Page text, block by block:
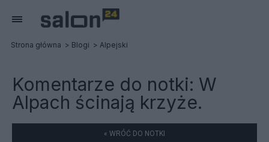
Strona główna Blogi Alpejski
Komentarze do notki: W
Alpach ścinają krzyże.
« WRÓĆ DO NOTKI